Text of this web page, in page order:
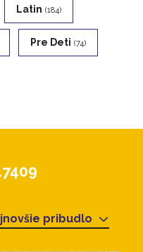
Latin (184)
Pre Deti (74)
pribudlo